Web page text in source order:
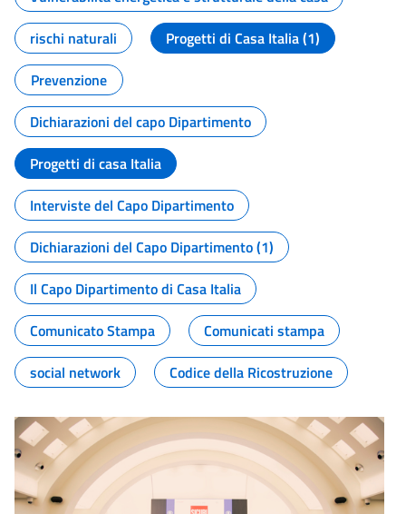
rischi naturali
Progetti di Casa Italia (1)
Prevenzione
Dichiarazioni del capo Dipartimento
Progetti di casa Italia
Interviste del Capo Dipartimento
Dichiarazioni del Capo Dipartimento (1)
Il Capo Dipartimento di Casa Italia
Comunicato Stampa
Comunicati stampa
social network
Codice della Ricostruzione